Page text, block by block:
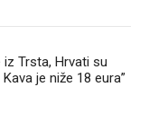
Trsta, Hrvati su
je niže 18 eura”